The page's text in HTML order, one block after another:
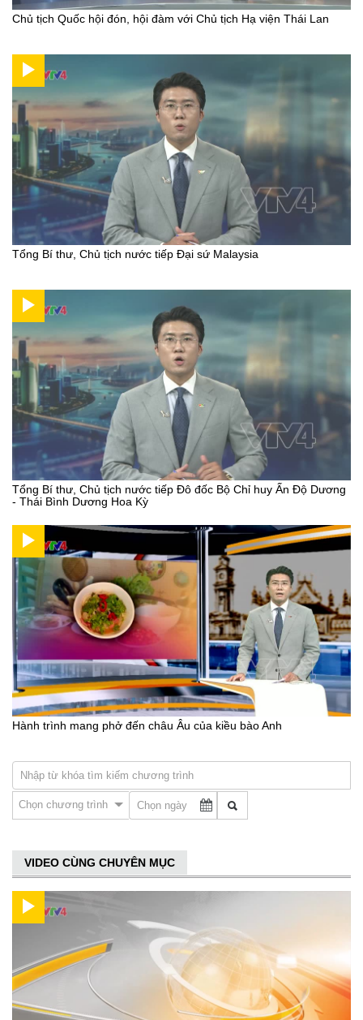
Chủ tịch Quốc hội đón, hội đàm với Chủ tịch Hạ viện Thái Lan
Tổng Bí thư, Chủ tịch nước tiếp Đại sứ Malaysia
Tổng Bí thư, Chủ tịch nước tiếp Đô đốc Bộ Chỉ huy Ấn Độ Dương
- Thái Bình Dương Hoa Kỳ
Hành trình mang phở đến châu Âu của kiều bào Anh
Chọn chương trình
VIDEO CÙNG CHUYÊN MỤC